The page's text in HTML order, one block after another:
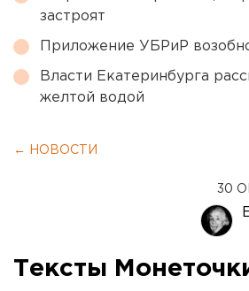
застроят
Приложение УБРиР
Власти Екатеринбурга
желтой водой
← НОВОСТИ
30
Тексты